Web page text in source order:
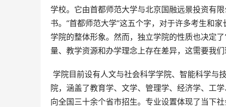
学校。它由首都师范大学与北京国融远景投资有
书。“首都师范大学”这五个字，对于许多考生和
学院的整体形象。然而，独立学院的性质也决
量、教学资源和办学理念上存在差异，这需要我们
院，涵盖了教育学、文学、管理学、经济学、工
向全国三十余个省市招生。专业设置体现了当下